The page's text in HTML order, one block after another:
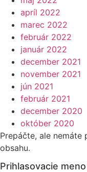
apríl 2022
marec 2022
február 2022
január 2022
december 2021
november 2021
jún 2021
február 2021
december 2020
október 2020
Prepáčte, ale
obsahu.
Prihlasovacie